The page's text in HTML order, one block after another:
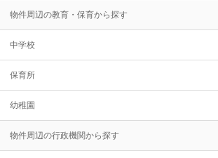
物件周辺の教育・保育から探す
中学校
保育所
幼稚園
物件周辺の行政機関から探す